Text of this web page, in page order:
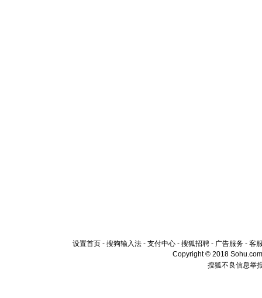
设置首页 - 搜狗输入法 - 支付中心 - 搜狐招聘 - 广告服务 - 客
Copyright © 2018
搜狐不良信息举